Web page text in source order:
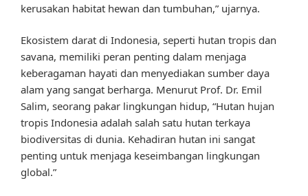
kerusakan habitat hewan dan tumbuhan,” ujarnya.
Ekosistem darat di Indonesia, seperti hutan tropis dan
savana, memiliki peran penting dalam menjaga
keberagaman hayati dan menyediakan sumber daya
alam yang sangat berharga. Menurut Prof. Dr. Emil
Salim, seorang pakar lingkungan hidup, “Hutan hujan
tropis Indonesia adalah salah satu hutan terkaya
biodiversitas di dunia. Kehadiran hutan ini sangat
penting untuk menjaga keseimbangan lingkungan
global.”